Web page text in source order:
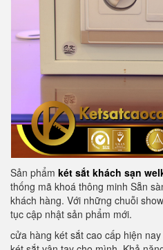
Sản phẩm két sắt khách sạn
thống mã khoá thông minh Sẵn
khách hàng. Với những chuỗi
tục cập nhật sản phẩm mới.
cửa hàng két sắt cao cấp hiện